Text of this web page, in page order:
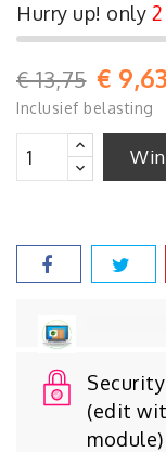
Hurry up! only 2
€ 13,75 € 9,63
Inclusief belasting
(edit
module)